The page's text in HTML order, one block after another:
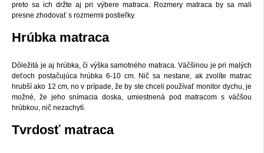
preto sa ich držte aj pri výbere matraca. Rozmery matraca by sa mali
presne zhodovať s rozmermi postieľky.
Hrúbka matraca
Dôležitá je aj hrúbka, či výška samotného matraca. Väčšinou je pri malých
deťoch postačujúca hrúbka 6-10 cm. Nič sa nestane, ak zvolíte matrac
hrubší ako 12 cm, no v prípade, že by ste chceli používať monitor dychu, je
možné, že jeho snímacia doska, umiestnená pod matracom s väčšou
hrúbkou, nič nezachytí.
Tvrdosť matraca